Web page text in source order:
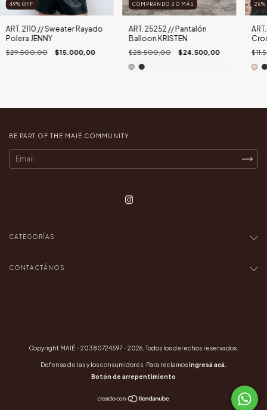
49% OFF
ART. 2110 // Sweater Rayado
Polera JENNY
$29.500,00 $15.000,00
COMPRANDO 3 O MÁS
ART. 25252 // Pantalón
Balloon KRISTEN
$28.500,00 $24.500,00
26%
BE PART OF THE MAIÉ COMMUNITY
CATEGORÍAS
CONTACTÁNOS
.
Copyright MAIÉ - 20380724597 - 2026. Todos los derechos reservados.
Defensa de las y los consumidores. Para reclamosingresá acá.
Botón de arrepentimiento